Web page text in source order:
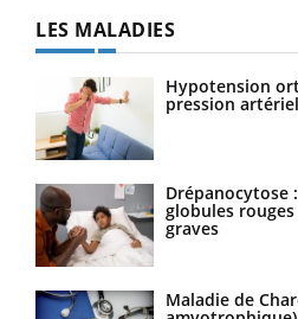
LES MALADIES
Hypotension
pression
Drépanocytose
globules
graves
Maladie de